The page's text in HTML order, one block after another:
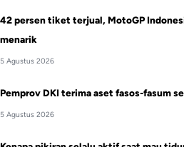
42 persen tiket terjual, MotoGP
menarik
5 Agustus 2026
Pemprov DKI terima aset fasos-fasum
5 Agustus 2026